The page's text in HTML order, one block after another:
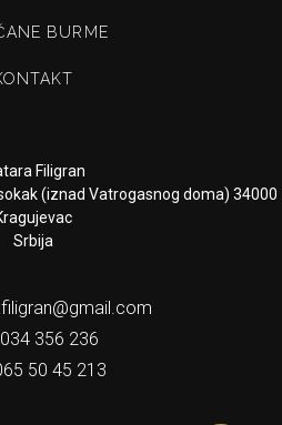
BURME
Filigran
(iznad Vatrogasnog doma) 34000
Srbija
034 356 236
50 45 213